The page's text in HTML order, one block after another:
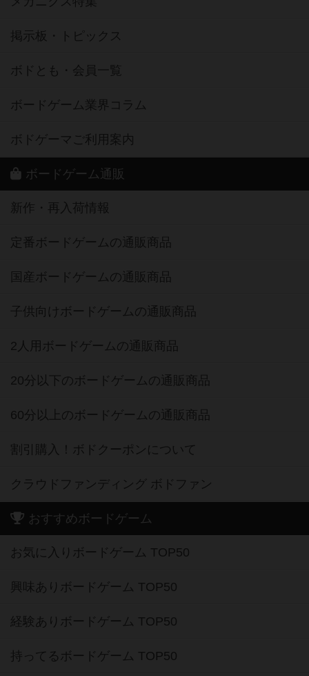
掲示板・トピックス
ボドとも・会員一覧
ボードゲーム業界コラム
ボドゲーマご利用案内
ボードゲーム通販
新作・再入荷情報
定番ボードゲームの通販商品
国産ボードゲームの通販商品
子供向けボードゲームの通販商品
2人用ボードゲームの通販商品
20分以下のボードゲームの通販商品
60分以上のボードゲームの通販商品
割引購入！ボドクーポンについて
クラウドファンディング ボドファン
おすすめボードゲーム
お気に入りボードゲーム TOP50
興味ありボードゲーム TOP50
経験ありボードゲーム TOP50
持ってるボードゲーム TOP50